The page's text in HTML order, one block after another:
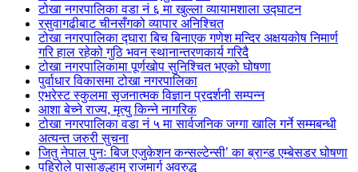
टोखा नगरपालिका वडा नं ६ मा खुल्ला व्यायामशाला उद्घाटन
रसुवागढीबाट चीनसँगको व्यापार अनिश्चित
टोखा नगरपालिका द्घारा बिच बिनाएक गणेश मन्दिर अक्षयकोष निमार्ण
गरि हाल रहेको गुठि भवन स्थानान्तरणकार्य गरिदै
टोखा नगरपालिकामा पूर्णखोप सुनिश्चित भएको घोषणा
पुर्वाधार विकासमा टोखा नगरपालिका
एभरेस्ट स्कुलमा सृजनात्मक विज्ञान प्रदर्शनी सम्पन्न
आशा बेच्ने राज्य, मृत्यु किन्ने नागरिक
टोखा नगरपालिका वडा नं ५ मा सार्वजनिक जग्गा खालि गर्ने सम्मबन्धी
अत्यन्त जरुरी सुचना
जितु नेपाल पुनः बिज एजुकेशन कन्सल्टेन्सी’ का ब्रान्ड एम्बेसडर घोषणा
पहिरोले पासाङल्हामु राजमार्ग अवरुद्ध